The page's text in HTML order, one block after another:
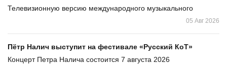
Телевизионную версию международного музыкального
05 Авг 2026
Пётр Налич выступит на фестивале «Русский КоТ»
Концерт Петра Налича состоится 7 августа 2026